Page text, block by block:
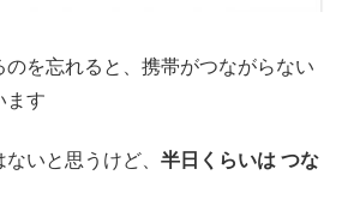
のを忘れると、携帯がつながらない
ます
いと思うけど、 半日くらいは つな